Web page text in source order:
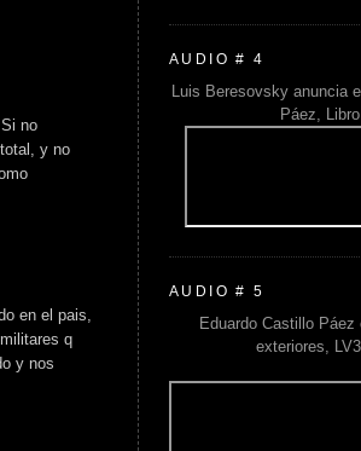
no
y no
en el pais,
q
y nos
AUDIO # 4
Luis Beresovsky anuncia
Páez,
AUDIO # 5
Eduardo Castillo
exteriores,